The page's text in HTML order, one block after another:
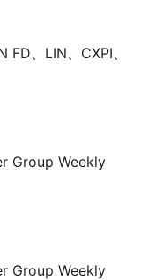
、LIN、CXPI、
Group Weekly
Group Weekly